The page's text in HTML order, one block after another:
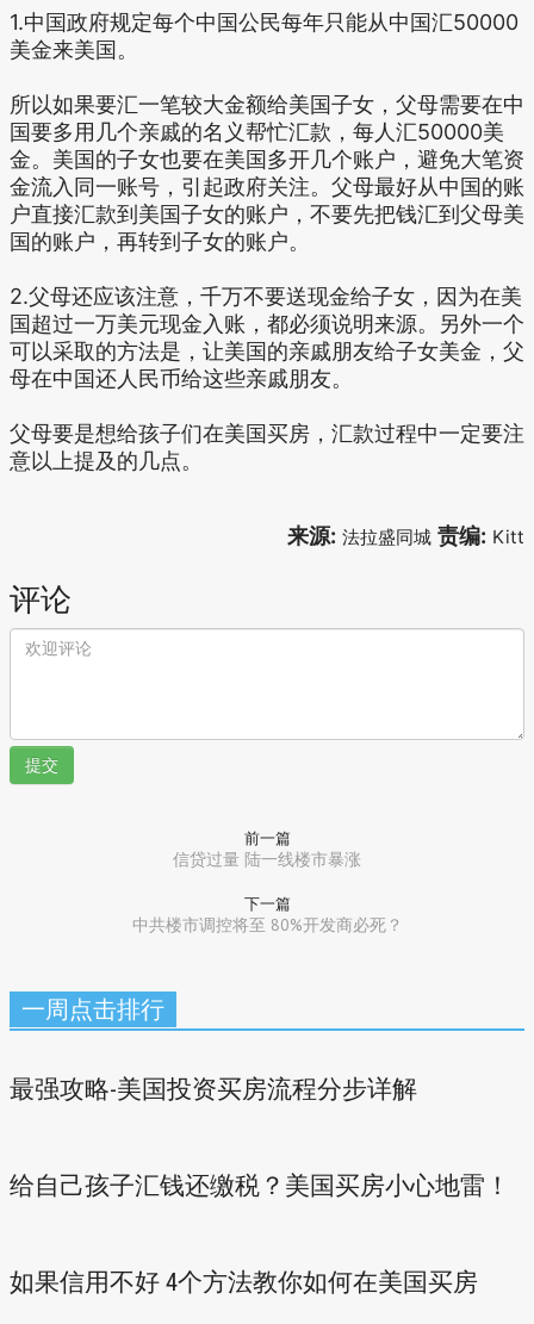
1.中国政府规定每个中国公民每年只能从中国汇50000
美金来美国。
所以如果要汇一笔较大金额给美国子女，父母需要在中
国要多用几个亲戚的名义帮忙汇款，每人汇50000美
金。美国的子女也要在美国多开几个账户，避免大笔资
金流入同一账号，引起政府关注。父母最好从中国的账
户直接汇款到美国子女的账户，不要先把钱汇到父母美
国的账户，再转到子女的账户。
2.父母还应该注意，千万不要送现金给子女，因为在美
国超过一万美元现金入账，都必须说明来源。另外一个
可以采取的方法是，让美国的亲戚朋友给子女美金，父
母在中国还人民币给这些亲戚朋友。
父母要是想给孩子们在美国买房，汇款过程中一定要注
意以上提及的几点。
来源: 法拉盛同城 责编: Kitt
评论
提交
前一篇
信贷过量 陆一线楼市暴涨
下一篇
中共楼市调控将至 80%开发商必死？
一周点击排行
最强攻略-美国投资买房流程分步详解
给自己孩子汇钱还缴税？美国买房小心地雷！
如果信用不好 4个方法教你如何在美国买房